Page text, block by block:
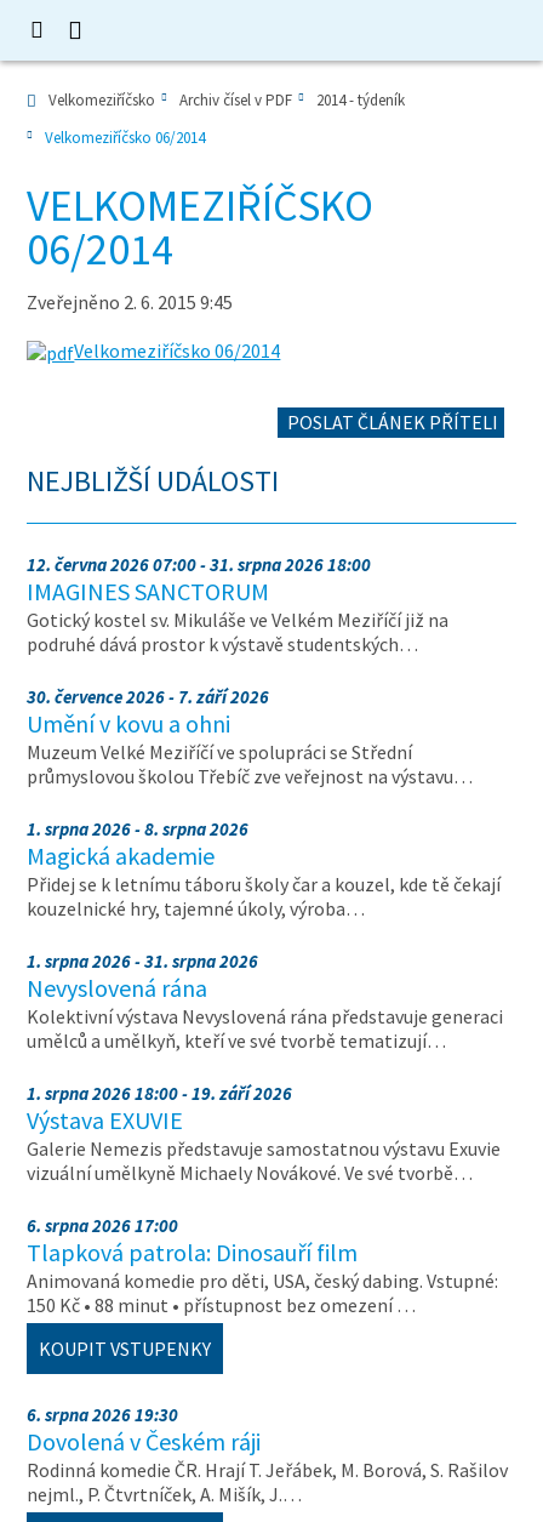
Velkomeziříčsko Archiv čísel v PDF
2014 - týdeník
Velkomeziříčsko 06/2014
VELKOMEZIŘÍČSKO
06/2014
Zveřejněno 2. 6. 2015 9:45
Velkomeziříčsko 06/2014
POSLAT ČLÁNEK PŘÍTELI
NEJBLIŽŠÍ UDÁLOSTI
12. června 2026 07:00 - 31. srpna 2026 18:00
IMAGINES SANCTORUM
Gotický kostel sv. Mikuláše ve Velkém Meziříčí již na
podruhé dává prostor k výstavě studentských…
30. července 2026 - 7. září 2026
Umění v kovu a ohni
Muzeum Velké Meziříčí ve spolupráci se Střední
průmyslovou školou Třebíč zve veřejnost na výstavu…
1. srpna 2026 - 8. srpna 2026
Magická akademie
Přidej se k letnímu táboru školy čar a kouzel, kde tě čekají
kouzelnické hry, tajemné úkoly, výroba…
1. srpna 2026 - 31. srpna 2026
Nevyslovená rána
Kolektivní výstava Nevyslovená rána představuje generaci
umělců a umělkyň, kteří ve své tvorbě tematizují…
1. srpna 2026 18:00 - 19. září 2026
Výstava EXUVIE
Galerie Nemezis představuje samostatnou výstavu Exuvie
vizuální umělkyně Michaely Novákové. Ve své tvorbě…
6. srpna 2026 17:00
Tlapková patrola: Dinosauří film
Animovaná komedie pro děti, USA, český dabing. Vstupné:
150 Kč • 88 minut • přístupnost bez omezení …
KOUPIT VSTUPENKY
6. srpna 2026 19:30
Dovolená v Českém ráji
Rodinná komedie ČR. Hrají T. Jeřábek, M. Borová, S. Rašilov
nejml., P. Čtvrtníček, A. Mišík, J.…